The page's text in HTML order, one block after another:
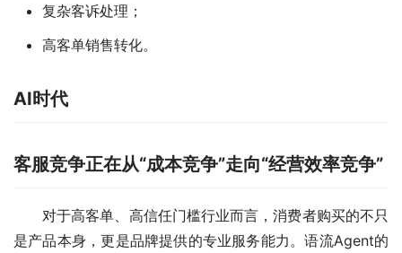
复杂客诉处理；
高客单销售转化。
AI时代
客服竞争正在从“成本竞争”走向“经营效率竞争”
对于高客单、高信任门槛行业而言，消费者购买的不只
是产品本身，更是品牌提供的专业服务能力。语流Agent的